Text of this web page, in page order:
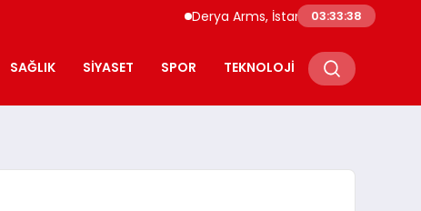
Derya Arms, İstanbul Prohunt 2026’da
03:33:38
SAĞLIK SIYASET SPOR TEKNOLOJI